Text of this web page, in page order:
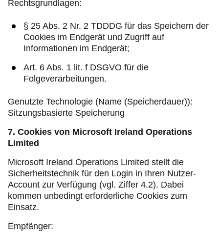
Rechtsgrundlagen:
§ 25 Abs. 2 Nr. 2 TDDDG für das Speichern der
Cookies im Endgerät und Zugriff auf
Informationen im Endgerät;
Art. 6 Abs. 1 lit. f DSGVO für die
Folgeverarbeitungen.
Genutzte Technologie (Name (Speicherdauer)):
Sitzungsbasierte Speicherung
7. Cookies von Microsoft Ireland Operations
Limited
Microsoft Ireland Operations Limited stellt die
Sicherheitstechnik für den Login in Ihren Nutzer-
Account zur Verfügung (vgl. Ziffer 4.2). Dabei
kommen unbedingt erforderliche Cookies zum
Einsatz.
Empfänger: